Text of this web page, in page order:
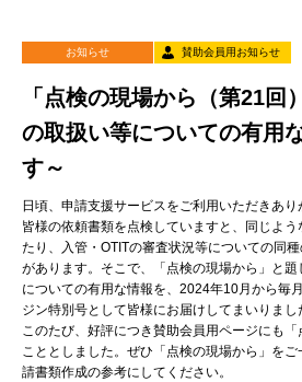
お知らせ 賛助会員用お知らせ
「点検の現場から（第21回
の取扱い等についての有用
す～
日頃、申請支援サービスをご利用いただきあり
皆様の依頼書類を点検していますと、同じよ
たり、入管・OTITの審査状況等についての同
があります。そこで、「点検の現場から」と
についての有用な情報を、2024年10月から毎
ジン特別号として皆様にお届けしてまいりまし
このたび、好評につき賛助会員用ページにも
こととしました。ぜひ「点検の現場から」を
請書類作成の参考にしてください。